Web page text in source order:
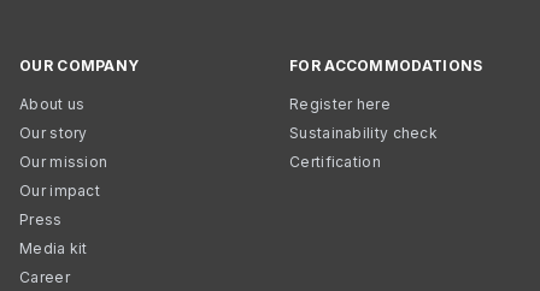
OUR COMPANY
About us
Our story
Our mission
Our impact
Press
Media kit
Career
FOR ACCOMMODATIONS
Register here
Sustainability check
Certification